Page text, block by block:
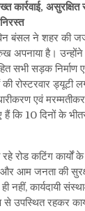
कार्रवाई,
बंसल ने शहर की
है। उन्होंने
सभी सड़क निर्माण
रोस्टरवार ड्यूटी
एवं
हैं कि 10 दिनों के
रहे रोड कटिंग कार्यों के
आम जनता की
नहीं, कार्यदायी
उपस्थित रहकर